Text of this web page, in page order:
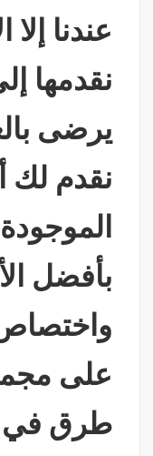
عندنا إلا
نقدمها
يرضى
نقدم لك
بأفضل
واختصاص
على
طرق في